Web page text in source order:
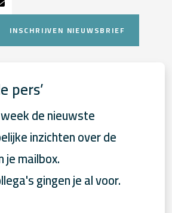
INSCHRIJVEN NIEUWSBRIEF
pers’
de nieuwste
inzichten over de
je mailbox.
gingen je al voor.